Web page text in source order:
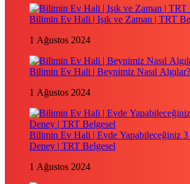
Bilimin Ev Hali | Işık ve Zaman | TRT
1 Ağustos 2024
Bilimin Ev Hali | Beynimiz Nasıl
1 Ağustos 2024
Bilimin Ev Hali | Evde Yapabileceğiniz 3
Deney | TRT Belgesel
1 Ağustos 2024